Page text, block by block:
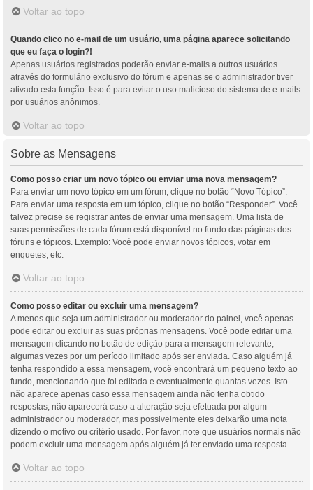
Voltar ao topo
Quando clico no e-mail de um usuário, uma página aparece solicitando
que eu faça o login?!
Apenas usuários registrados poderão enviar e-mails a outros usuários
através do formulário exclusivo do fórum e apenas se o administrador tiver
ativado esta função. Isso é para evitar o uso malicioso do sistema de e-mails
por usuários anônimos.
Voltar ao topo
Sobre as Mensagens
Como posso criar um novo tópico ou enviar uma nova mensagem?
Para enviar um novo tópico em um fórum, clique no botão “Novo Tópico”.
Para enviar uma resposta em um tópico, clique no botão “Responder”. Você
talvez precise se registrar antes de enviar uma mensagem. Uma lista de
suas permissões de cada fórum está disponível no fundo das páginas dos
fóruns e tópicos. Exemplo: Você pode enviar novos tópicos, votar em
enquetes, etc.
Voltar ao topo
Como posso editar ou excluir uma mensagem?
A menos que seja um administrador ou moderador do painel, você apenas
pode editar ou excluir as suas próprias mensagens. Você pode editar uma
mensagem clicando no botão de edição para a mensagem relevante,
algumas vezes por um período limitado após ser enviada. Caso alguém já
tenha respondido a essa mensagem, você encontrará um pequeno texto ao
fundo, mencionando que foi editada e eventualmente quantas vezes. Isto
não aparece apenas caso essa mensagem ainda não tenha obtido
respostas; não aparecerá caso a alteração seja efetuada por algum
administrador ou moderador, mas possivelmente eles deixarão uma nota
dizendo o motivo ou critério usado. Por favor, note que usuários normais não
podem excluir uma mensagem após alguém já ter enviado uma resposta.
Voltar ao topo